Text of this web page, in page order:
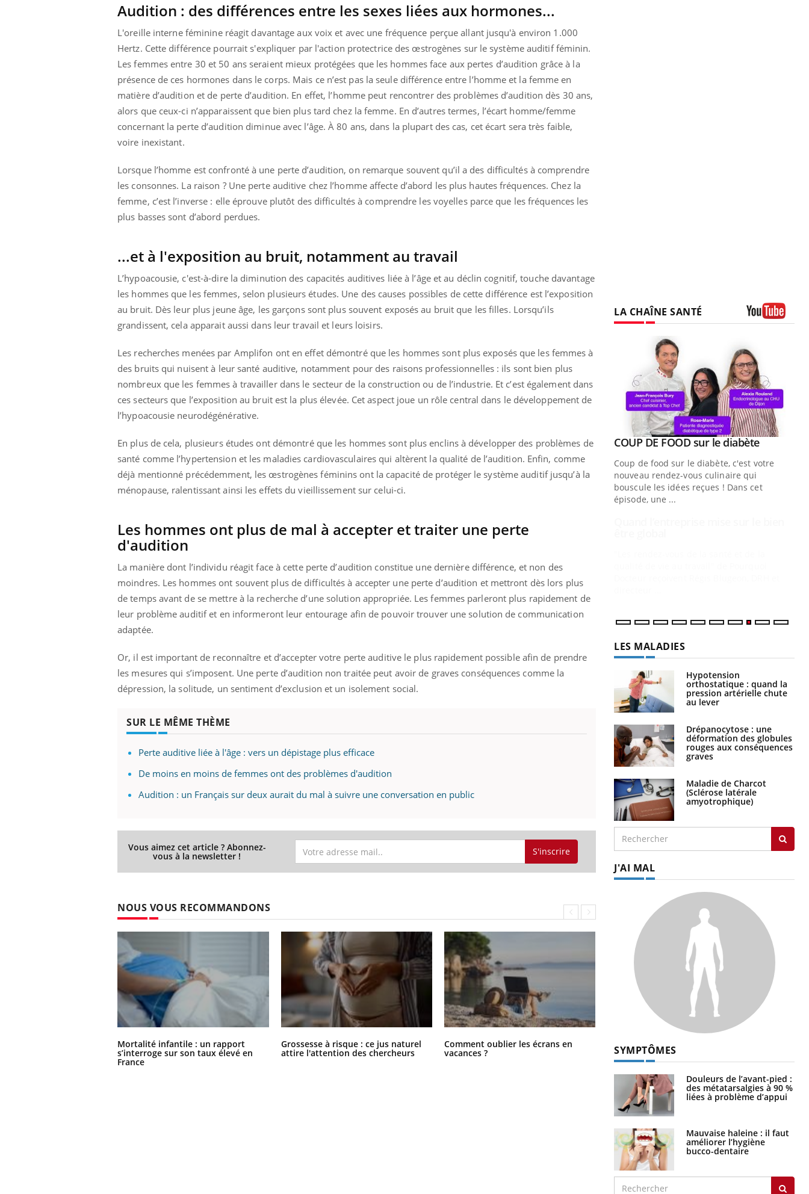
Audition : des différences entre les sexes liées aux hormones...
L'oreille interne féminine réagit davantage aux voix et avec une fréquence perçue allant jusqu'à environ 1.000
Hertz. Cette différence pourrait s'expliquer par l'action protectrice des œstrogènes sur le système auditif féminin.
Les femmes entre 30 et 50 ans seraient mieux protégées que les hommes face aux pertes d’audition grâce à la
présence de ces hormones dans le corps. Mais ce n’est pas la seule différence entre l’homme et la femme en
matière d’audition et de perte d’audition. En effet, l’homme peut rencontrer des problèmes d’audition dès 30 ans,
alors que ceux-ci n’apparaissent que bien plus tard chez la femme. En d’autres termes, l’écart homme/femme
concernant la perte d’audition diminue avec l’âge. À 80 ans, dans la plupart des cas, cet écart sera très faible,
voire inexistant.
Lorsque l’homme est confronté à une perte d’audition, on remarque souvent qu’il a des difficultés à comprendre
les consonnes. La raison ? Une perte auditive chez l’homme affecte d’abord les plus hautes fréquences. Chez la
femme, c’est l’inverse : elle éprouve plutôt des difficultés à comprendre les voyelles parce que les fréquences les
plus basses sont d’abord perdues.
...et à l'exposition au bruit, notamment au travail
L’hypoacousie, c'est-à-dire la diminution des capacités auditives liée à l’âge et au déclin cognitif, touche davantage
les hommes que les femmes, selon plusieurs études. Une des causes possibles de cette différence est l’exposition
au bruit. Dès leur plus jeune âge, les garçons sont plus souvent exposés au bruit que les filles. Lorsqu’ils
grandissent, cela apparait aussi dans leur travail et leurs loisirs.
Les recherches menées par Amplifon ont en effet démontré que les hommes sont plus exposés que les femmes à
des bruits qui nuisent à leur santé auditive, notamment pour des raisons professionnelles : ils sont bien plus
nombreux que les femmes à travailler dans le secteur de la construction ou de l’industrie. Et c’est également dans
ces secteurs que l’exposition au bruit est la plus élevée. Cet aspect joue un rôle central dans le développement de
l’hypoacousie neurodégénérative.
En plus de cela, plusieurs études ont démontré que les hommes sont plus enclins à développer des problèmes de
santé comme l’hypertension et les maladies cardiovasculaires qui altèrent la qualité de l’audition. Enfin, comme
déjà mentionné précédemment, les œstrogènes féminins ont la capacité de protéger le système auditif jusqu’à la
ménopause, ralentissant ainsi les effets du vieillissement sur celui-ci.
Les hommes ont plus de mal à accepter et traiter une perte
d'audition
La manière dont l’individu réagit face à cette perte d’audition constitue une dernière différence, et non des
moindres. Les hommes ont souvent plus de difficultés à accepter une perte d’audition et mettront dès lors plus
de temps avant de se mettre à la recherche d’une solution appropriée. Les femmes parleront plus rapidement de
leur problème auditif et en informeront leur entourage afin de pouvoir trouver une solution de communication
adaptée.
Or, il est important de reconnaître et d’accepter votre perte auditive le plus rapidement possible afin de prendre
les mesures qui s’imposent. Une perte d’audition non traitée peut avoir de graves conséquences comme la
dépression, la solitude, un sentiment d’exclusion et un isolement social.
SUR LE MÊME THÈME
Perte auditive liée à l'âge : vers un dépistage plus efficace
De moins en moins de femmes ont des problèmes d'audition
Audition : un Français sur deux aurait du mal à suivre une conversation en public
Vous aimez cet article ? Abonnez-
vous à la newsletter ! S'inscrire
NOUS VOUS RECOMMANDONS
Mortalité infantile : un rapport
s’interroge sur son taux élevé en
France
Grossesse à risque : ce jus naturel
attire l'attention des chercheurs
Comment oublier les écrans en
vacances ?
Toujours connectés : comment le
travail empiète de plus en plus sur
nos soirées
LA CHAÎNE SANTÉ
Diabète & Ramadan 2026Youtube
Le Ramadan approche, et, pour de
nombreuses personnes atteintes de
diabète, c'est une période de questions, de
Youtube
Un « jumeau numérique » pour
faciliter l’accès à la médecine
préventiveYoutube
Un établissement lié à un groupe
numérique » permet ...
Youtube
COUP DE FOOD sur le diabèteYoutube
Coup de food sur le diabète, c'est votre
nouveau rendez-vous culinaire qui
Youtube
Quand l’entreprise mise sur le bien
"Les rendez-vous de la santé et de la
qualité de vie au travail" de Pourquoi
Docteur reçoivent Régis Blugeon, DRH et
LES MALADIES
Hypotension
orthostatique : quand la
pression artérielle chute
au lever
Drépanocytose : une
déformation des globules
rouges aux conséquences
graves
Maladie de Charcot
(Sclérose latérale
amyotrophique)
J'AI MAL
SYMPTÔMES
Douleurs de l’avant-pied :
des métatarsalgies à 90 %
liées à problème d’appui
Mauvaise haleine : il faut
améliorer l’hygiène
bucco-dentaire